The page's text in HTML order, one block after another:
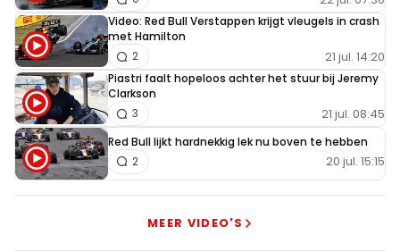
Video: Red Bull Verstappen krijgt vleugels in crash
met Hamilton
21 jul. 14:20
2
Piastri faalt hopeloos achter het stuur bij Jeremy
Clarkson
21 jul. 08:45
3
Red Bull lijkt hardnekkig lek nu boven te hebben
20 jul. 15:15
2
MEER VIDEO'S